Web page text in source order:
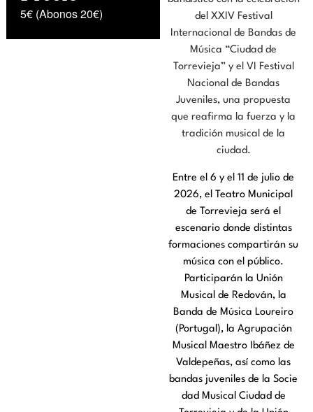
5€ (Abonos 20€)
del XXIV Festival
Internacional de Bandas de
Música “Ciudad de
Torrevieja” y el VI Festival
Nacional de Bandas
Juveniles, una propuesta
que reafirma la fuerza y la
tradición musical de la
ciudad.
Entre el 6 y el 11 de julio de
2026, el Teatro Municipal
de Torrevieja será el
escenario donde distintas
formaciones compartirán su
música con el público.
Participarán la Unión
Musical de Redován, la
Banda de Música Loureiro
(Portugal), la Agrupación
Musical Maestro Ibáñez de
Valdepeñas, así como las
bandas juveniles de la Socie
dad Musical Ciudad de